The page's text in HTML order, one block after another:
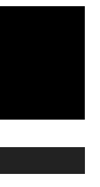
01:04